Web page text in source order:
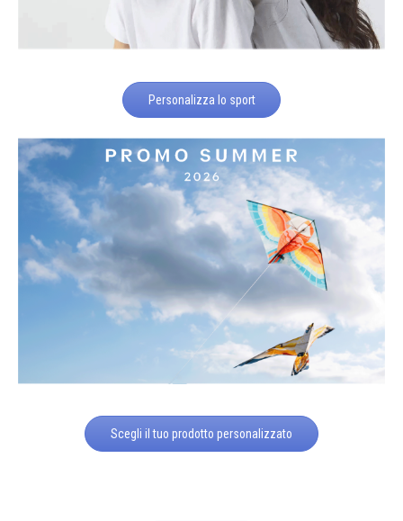
Personalizza lo sport
Scegli il tuo prodotto personalizzato